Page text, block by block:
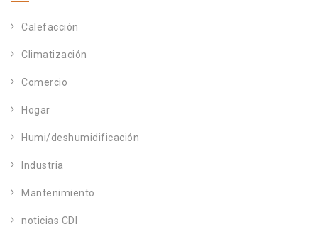
Calefacción
Climatización
Comercio
Hogar
Humi/deshumidificación
Industria
Mantenimiento
noticias CDI